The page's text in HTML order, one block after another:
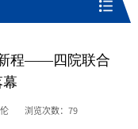
程——四院联合
浏览次数：79